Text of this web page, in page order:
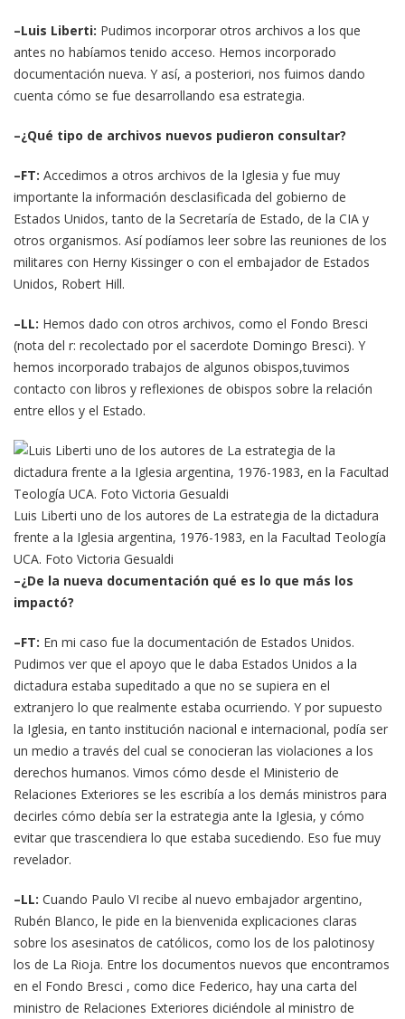
–Luis Liberti: Pudimos incorporar otros archivos a los que
antes no habíamos tenido acceso. Hemos incorporado
documentación nueva. Y así, a posteriori, nos fuimos dando
cuenta cómo se fue desarrollando esa estrategia.
–¿Qué tipo de archivos nuevos pudieron consultar?
–FT: Accedimos a otros archivos de la Iglesia y fue muy
importante la información desclasificada del gobierno de
Estados Unidos, tanto de la Secretaría de Estado, de la CIA y
otros organismos. Así podíamos leer sobre las reuniones de los
militares con Herny Kissinger o con el embajador de Estados
Unidos, Robert Hill.
–LL: Hemos dado con otros archivos, como el Fondo Bresci
(nota del r: recolectado por el sacerdote Domingo Bresci). Y
hemos incorporado trabajos de algunos obispos,tuvimos
contacto con libros y reflexiones de obispos sobre la relación
entre ellos y el Estado.
Luis Liberti uno de los autores de La estrategia de la dictadura
frente a la Iglesia argentina, 1976-1983, en la Facultad Teología
UCA. Foto Victoria Gesualdi
–¿De la nueva documentación qué es lo que más los
impactó?
–FT: En mi caso fue la documentación de Estados Unidos.
Pudimos ver que el apoyo que le daba Estados Unidos a la
dictadura estaba supeditado a que no se supiera en el
extranjero lo que realmente estaba ocurriendo. Y por supuesto
la Iglesia, en tanto institución nacional e internacional, podía ser
un medio a través del cual se conocieran las violaciones a los
derechos humanos. Vimos cómo desde el Ministerio de
Relaciones Exteriores se les escribía a los demás ministros para
decirles cómo debía ser la estrategia ante la Iglesia, y cómo
evitar que trascendiera lo que estaba sucediendo. Eso fue muy
revelador.
–LL: Cuando Paulo VI recibe al nuevo embajador argentino,
Rubén Blanco, le pide en la bienvenida explicaciones claras
sobre los asesinatos de católicos, como los de los palotinosy
los de La Rioja. Entre los documentos nuevos que encontramos
en el Fondo Bresci , como dice Federico, hay una carta del
ministro de Relaciones Exteriores diciéndole al ministro de